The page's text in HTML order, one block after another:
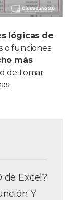
lógicas de
o funciones
más
de tomar
de Excel?
Y